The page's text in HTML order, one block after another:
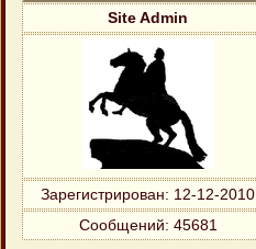
Site Admin
Зарегистрирован: 12-12-2010
Сообщений: 45681